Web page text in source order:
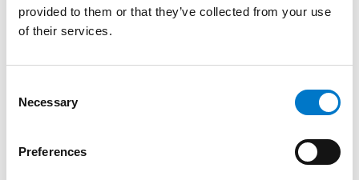
provided to them or that they’ve collected from your use
of their services.
Necessary
Preferences
Entdecken Sie die unschlagbare Kombination aus
zuverlässigen Wahl für jegliche
Übersicht